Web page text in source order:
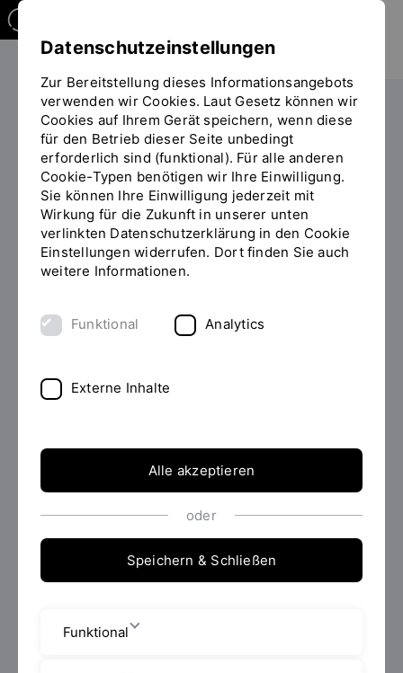
Sie
befinden
sich
auf
der
Seite
"Detailansicht"
Studieren Studiengangübersicht
INHALT
BACHELOR OF SCIENCE (B.SC.)
Mikrosystemtechnik
Der Studiengang wird ab dem Wintersemester
Keine Bewerbung mehr möglich!
Datenschutzeinstellungen
Zur Bereitstellung dieses Informationsangebots
verwenden wir Cookies. Laut Gesetz können wir
Cookies auf Ihrem Gerät speichern, wenn diese
für den Betrieb dieser Seite unbedingt
erforderlich sind (funktional). Für alle anderen
Cookie-Typen benötigen wir Ihre Einwilligung.
Sie können Ihre Einwilligung jederzeit mit
Wirkung für die Zukunft in unserer unten
verlinkten Datenschutzerklärung in den Cookie
Einstellungen widerrufen. Dort finden Sie auch
weitere Informationen.
Funktional Analytics
Externe Inhalte
Alle akzeptieren
oder
Speichern & Schließen
Funktional